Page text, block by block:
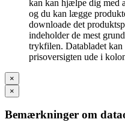
kan kan hjælpe dig med
og du kan lægge
downloade det
indeholder de mest
trykfilen. Databladet kan
prisoversigten ude i
×
×
Bemærkninger om